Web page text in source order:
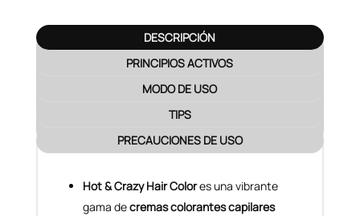
DESCRIPCIÓN
PRINCIPIOS ACTIVOS
MODO DE USO
TIPS
PRECAUCIONES DE USO
Hot & Crazy Hair Colores una vibrante
gama decremas colorantes capilares